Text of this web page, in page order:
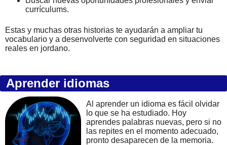
currículums.
Estas y muchas otras historias te ayudarán a ampliar tu
vocabulario y a desenvolverte con seguridad en situaciones
reales en jordano.
Aprender idiomas
Al aprender un idioma es fácil olvidar
lo que se ha estudiado. Hoy
aprendes palabras nuevas, pero si no
las repites en el momento adecuado,
pronto desaparecen de la memoria.